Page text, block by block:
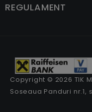
REGULAMENT
Copyright © 2026 TIK
Soseaua Panduri nr.1,